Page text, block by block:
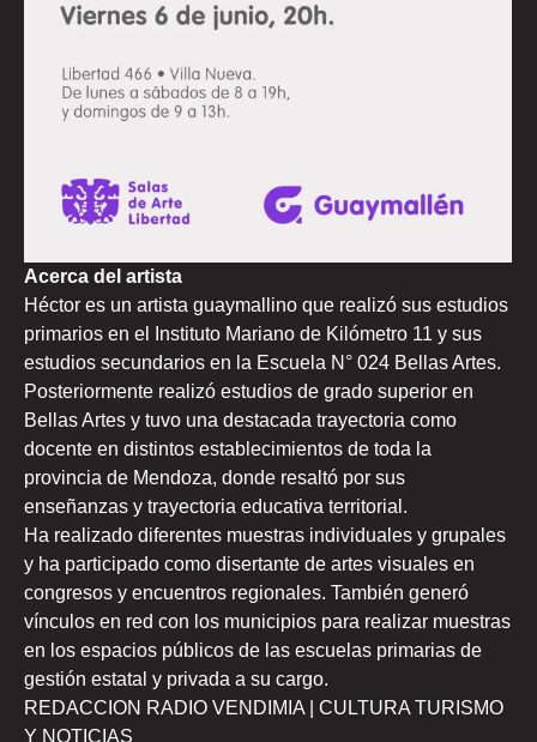
Acerca del artista
Héctor es un artista guaymallino que realizó sus estudios
primarios en el Instituto Mariano de Kilómetro 11 y sus
estudios secundarios en la Escuela N° 024 Bellas Artes.
Posteriormente realizó estudios de grado superior en
Bellas Artes y tuvo una destacada trayectoria como
docente en distintos establecimientos de toda la
provincia de Mendoza, donde resaltó por sus
enseñanzas y trayectoria educativa territorial.
Ha realizado diferentes muestras individuales y grupales
y ha participado como disertante de artes visuales en
congresos y encuentros regionales. También generó
vínculos en red con los municipios para realizar muestras
en los espacios públicos de las escuelas primarias de
gestión estatal y privada a su cargo.
REDACCION RADIO VENDIMIA | CULTURA TURISMO
Y NOTICIAS